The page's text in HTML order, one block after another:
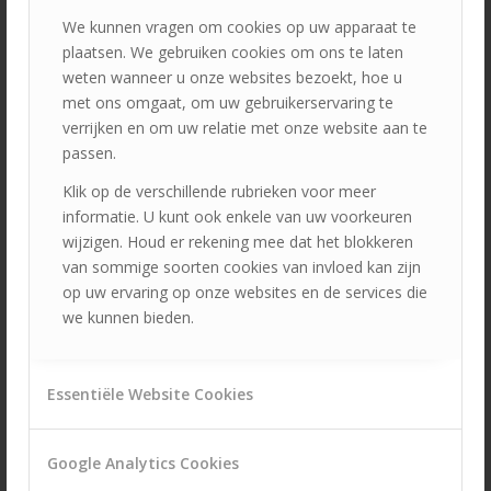
We kunnen vragen om cookies op uw apparaat te
plaatsen. We gebruiken cookies om ons te laten
weten wanneer u onze websites bezoekt, hoe u
met ons omgaat, om uw gebruikerservaring te
verrijken en om uw relatie met onze website aan te
passen.
Klik op de verschillende rubrieken voor meer
informatie. U kunt ook enkele van uw voorkeuren
wijzigen. Houd er rekening mee dat het blokkeren
van sommige soorten cookies van invloed kan zijn
op uw ervaring op onze websites en de services die
we kunnen bieden.
Essentiële Website Cookies
Google Analytics Cookies
goed mogelijk te verzekeren, zodat u weer met uw
motorrijtuig de weg op kunt als de ontzegging is
afgelopen. Bij ons zijn de premies over het algemeen
hoger dan bij andere verzekeraars, dus niet gunstig voor u
als verzekeringnemer. Als u zich aan de wettelijke
(verkeers)regels houdt, krijgt u geen ontzegging van de
Vereende aan te vragen
De politie kan uw rijbewijs niet innemen als u dronken op
de fiets wordt aangehouden. U kunt wel een rijverbod van
enkele uren krijgen voor het besturen van een
motorrijtuig. Het is, net als op de scooter, in de auto of op
alcoholpercentage in uw bloed niet hoger zijn dan 0,5
informatie op de website rijksoverheid.nl.